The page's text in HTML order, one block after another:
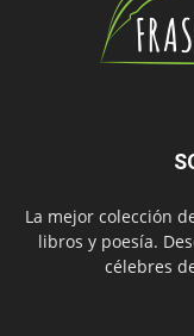
La mejor colección
libros y poesía.
célebres